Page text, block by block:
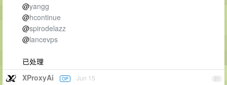
@yangg
@hcontinue
@spirodelazz
@lancevps
已处理
21
XProxyAi OP Jun 15